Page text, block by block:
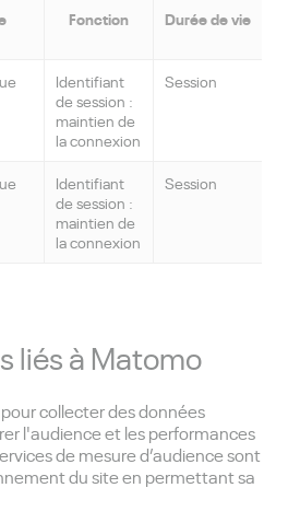
Fonction Durée de vie
Identifiant
de session :
maintien de
la connexion
Session
Identifiant
de session :
maintien de
la connexion
Session
liés à Matomo
collecter des données
l'audience et les performances
de mesure d’audience sont
du site en permettant sa